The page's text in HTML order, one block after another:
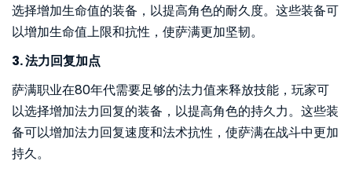
选择增加生命值的装备，以提高角色的耐久度。这些装备可
以增加生命值上限和抗性，使萨满更加坚韧。
3. 法力回复加点
萨满职业在80年代需要足够的法力值来释放技能，玩家可
以选择增加法力回复的装备，以提高角色的持久力。这些装
备可以增加法力回复速度和法术抗性，使萨满在战斗中更加
持久。